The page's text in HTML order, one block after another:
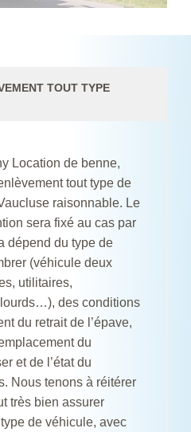
TOUT TYPE
Location de benne,
tout type de
raisonnable. Le
sera fixé au cas par
dépend du type de
(véhicule deux
utilitaires,
des conditions
du retrait de l’épave,
du
et de l’état du
Nous tenons à réitérer
très bien assurer
type de véhicule, avec